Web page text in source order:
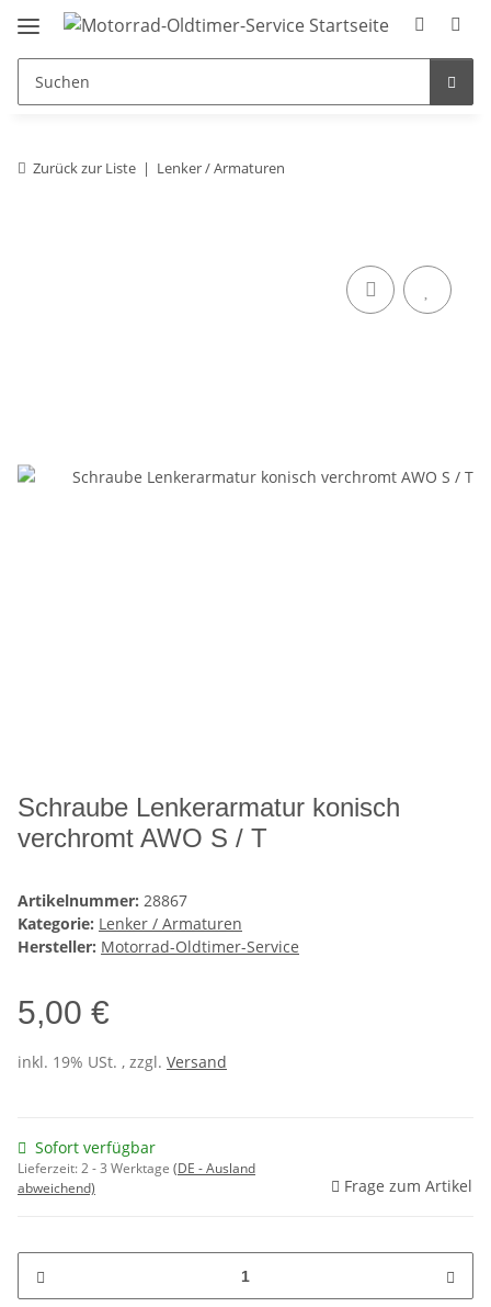
Zurück zur Liste Lenker / Armaturen
Schraube Lenkerarmatur konisch
verchromt AWO S / T
Artikelnummer: 28867
Kategorie: Lenker / Armaturen
Hersteller: Motorrad-Oldtimer-Service
5,00 €
inkl. 19% USt. , zzgl. Versand
Sofort verfügbar
Lieferzeit:2 - 3 Werktage (DE - Ausland
abweichend)
Frage zum Artikel